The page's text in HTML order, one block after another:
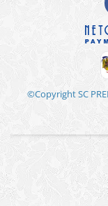
©Copyright SC